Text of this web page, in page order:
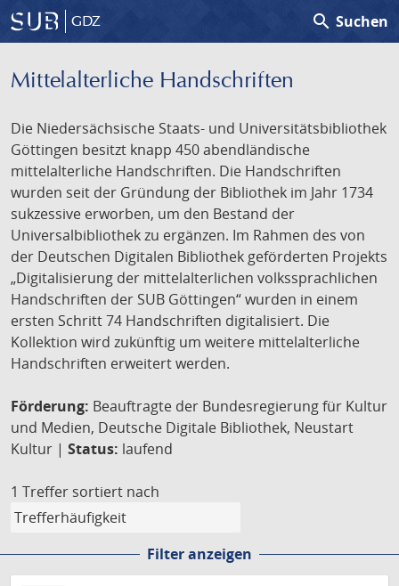
GDZ search Suchen
Mittelalterliche Handschriften
Die Niedersächsische Staats- und Universitätsbibliothek
Göttingen besitzt knapp 450 abendländische
mittelalterliche Handschriften. Die Handschriften
wurden seit der Gründung der Bibliothek im Jahr 1734
sukzessive erworben, um den Bestand der
Universalbibliothek zu ergänzen. Im Rahmen des von
der Deutschen Digitalen Bibliothek geförderten Projekts
„Digitalisierung der mittelalterlichen volkssprachlichen
Handschriften der SUB Göttingen“ wurden in einem
ersten Schritt 74 Handschriften digitalisiert. Die
Kollektion wird zukünftig um weitere mittelalterliche
Handschriften erweitert werden.
Förderung: Beauftragte der Bundesregierung für Kultur
und Medien, Deutsche Digitale Bibliothek, Neustart
Kultur | Status: laufend
1 Treffer sortiert nach
Filter anzeigen